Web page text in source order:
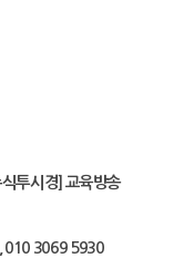
투시경 교육방송
010 3069 5930